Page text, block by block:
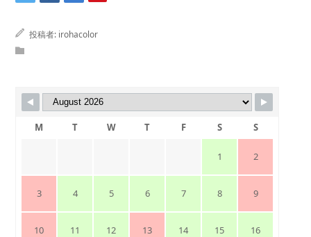
投稿者: irohacolor
M T W T F S S
1 2
3 4 5 6 7 8 9
10 11 12 13 14 15 16